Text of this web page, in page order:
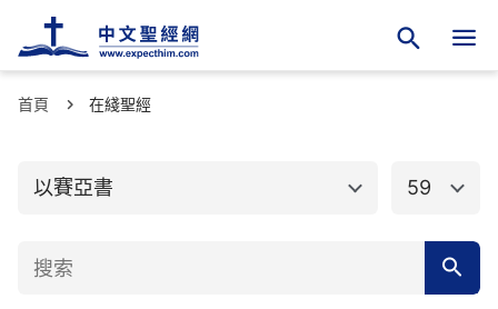
首頁 在綫聖經
以賽亞書
舊約聖經
創世記
申命記
59